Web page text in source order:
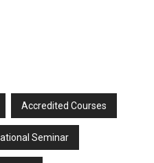
Accredited Courses
Seminar